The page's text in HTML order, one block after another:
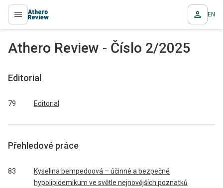
proLékaře.cz EN
Athero Review - Číslo 2/2025
Editorial
79 Editorial
Přehledové práce
83
Kyselina bempedoová – účinné a bezpečné
hypolipidemikum ve světle nejnovějších poznatků